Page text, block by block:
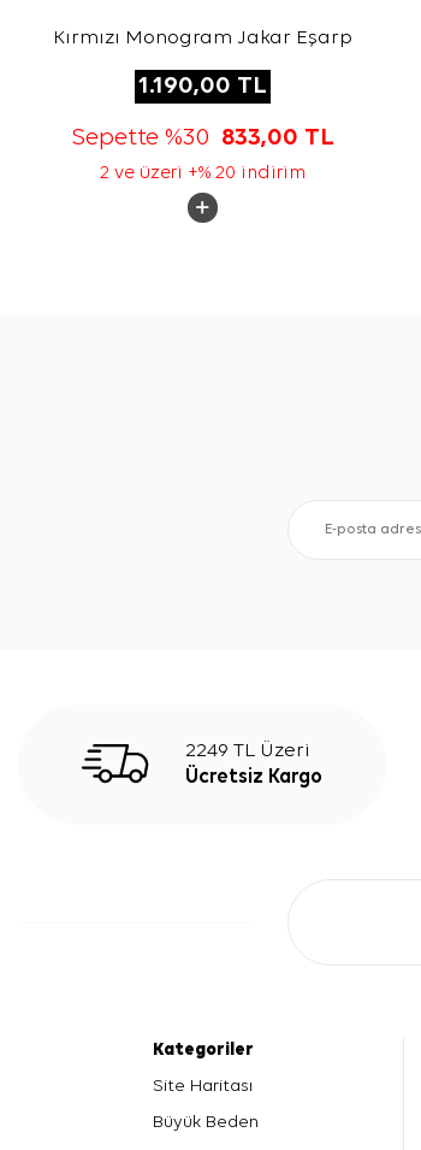
Kırmızı Monogram Jakar Eşarp
1.190,00 TL
Sepette %30 833,00 TL
2 ve üzeri +% 20 indirim
2249 TL Üzeri
Ücretsiz Kargo
Kategoriler
Site Haritası
Büyük Beden